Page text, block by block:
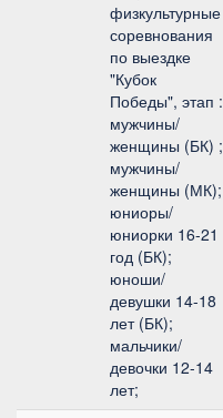
физкультурные
соревнования
по выездке
"Кубок
Победы", этап :
мужчины/
женщины (БК) ;
мужчины/
женщины (МК);
юниоры/
юниорки 16-21
год (БК);
юноши/
девушки 14-18
лет (БК);
мальчики/
девочки 12-14
лет;